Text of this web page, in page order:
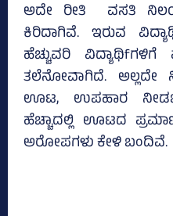
ಅದೇ ರೀತಿ ವಸತಿ
ಕಿರಿದಾಗಿವೆ. ಇರುವ
ಹೆಚ್ಚುವರಿ ವಿದ್ಯಾಥಿfಗಳಿಗೆ
ತಲೆನೋವಾಗಿದೆ. ಅಲ್ಲದೇ
ಊಟ, ಉಪಹಾರ
ಹೆಚ್ಚಾದಲ್ಲಿ ಊಟದ
ಅರೋಪಗಳು ಕೇಳಿ ಬಂದಿವೆ.